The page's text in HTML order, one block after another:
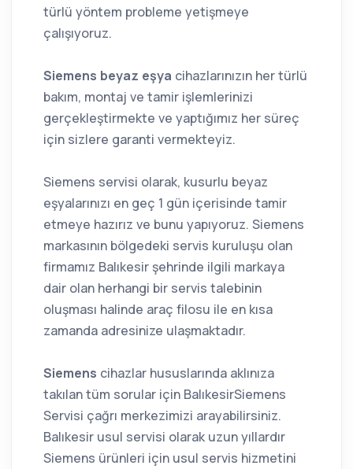
türlü yöntem probleme yetişmeye
çalışıyoruz.
Siemens beyaz eşya cihazlarınızın her türlü
bakım, montaj ve tamir işlemlerinizi
gerçekleştirmekte ve yaptığımız her süreç
için sizlere garanti vermekteyiz.
Siemens servisi olarak, kusurlu beyaz
eşyalarınızı en geç 1 gün içerisinde tamir
etmeye hazırız ve bunu yapıyoruz. Siemens
markasının bölgedeki servis kuruluşu olan
firmamız Balıkesir şehrinde ilgili markaya
dair olan herhangi bir servis talebinin
oluşması halinde araç filosu ile en kısa
zamanda adresinize ulaşmaktadır.
Siemens cihazlar hususlarında aklınıza
takılan tüm sorular için BalıkesirSiemens
Servisi çağrı merkezimizi arayabilirsiniz.
Balıkesir usul servisi olarak uzun yıllardır
Siemens ürünleri için usul servis hizmetini